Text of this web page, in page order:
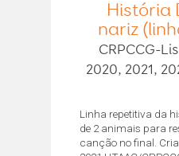
História
nariz
CRPCCG-
2020, 2021,
Linha repetitiva da
de 2 animais para
canção no final.